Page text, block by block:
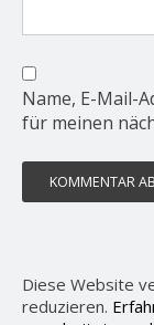
Name, E-Mail-
für meinen
Diese Website
reduzieren.